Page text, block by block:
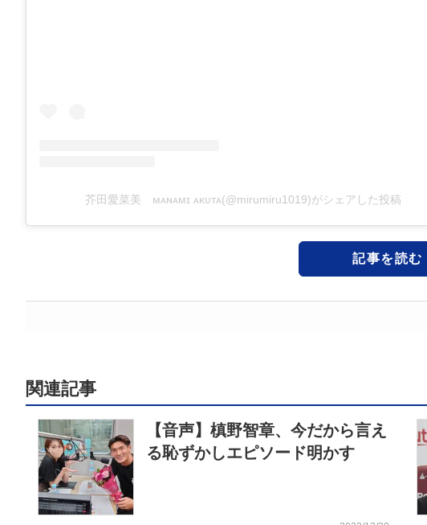
芥田愛菜美 ᴍᴀɴᴀᴍɪ ᴀᴋᴜᴛᴀ(@mirumiru1019)がシェアした投稿
記事を読む
関連記事
【音声】槙野智章、今だから言え
る恥ずかしエピソード明かす